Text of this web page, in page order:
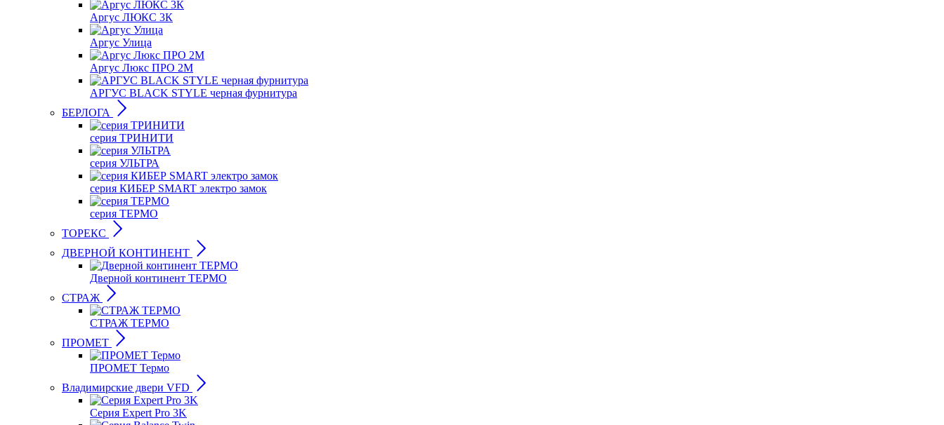
Аргус ЛЮКС 3К
Аргус Улица
Аргус Люкс ПРО 2М
АРГУС BLACK STYLE черная фурнитура
БЕРЛОГА
серия ТРИНИТИ
серия УЛЬТРА
серия КИБЕР SMART электро замок
серия ТЕРМО
ТОРЕКС
ДВЕРНОЙ КОНТИНЕНТ
Дверной континент ТЕРМО
СТРАЖ
СТРАЖ ТЕРМО
ПРОМЕТ
ПРОМЕТ Термо
Владимирские двери VFD
Серия Expert Pro 3K